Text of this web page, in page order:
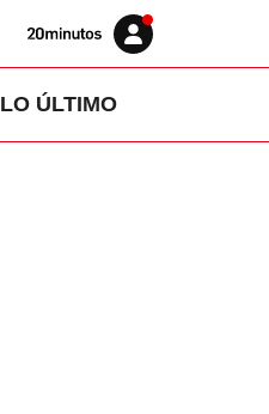
Volver
Iniciar
sesión
LO ÚLTIMO